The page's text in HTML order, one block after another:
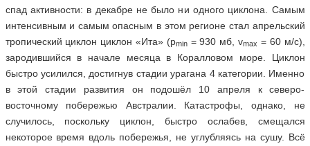
спад активности: в декабре не было ни одного циклона. Самым
интенсивным и самым опасным в этом регионе стал апрельский
тропический циклон циклон «Ита» (pmin= 930 мб, vmax = 60 м/с),
зародившийся в начале месяца в Коралловом море. Циклон
быстро усилился, достигнув стадии урагана 4 категории. Именно
в этой стадии развития он подошёл 10 апреля к северо-
восточному побережью Австралии. Катастрофы, однако, не
случилось, поскольку циклон, быстро ослабев, смещался
некоторое время вдоль побережья, не углубляясь на сушу. Всё